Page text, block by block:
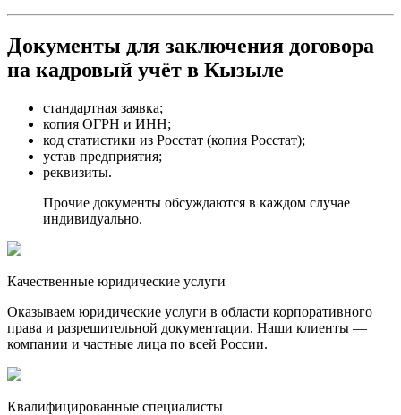
Документы для заключения договора
на кадровый учёт в Кызыле
стандартная заявка;
копия ОГРН и ИНН;
код статистики из Росстат (копия Росстат);
устав предприятия;
реквизиты.
Прочие документы обсуждаются в каждом случае
индивидуально.
Качественные юридические услуги
Оказываем юридические услуги в области корпоративного
права и разрешительной документации. Наши клиенты —
компании и частные лица по всей России.
Квалифицированные специалисты